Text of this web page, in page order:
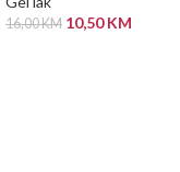
16,00KM 10,50KM